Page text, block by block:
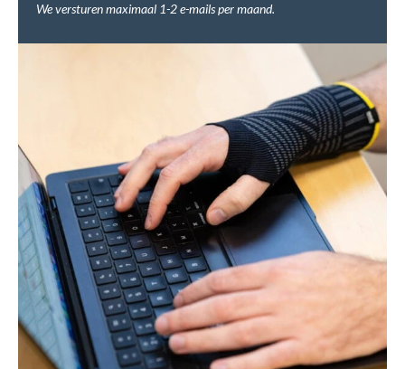
We versturen maximaal 1-2 e-mails per maand.